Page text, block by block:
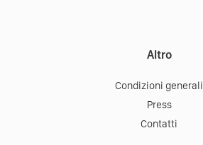
Altro
Condizioni generali
Press
Contatti